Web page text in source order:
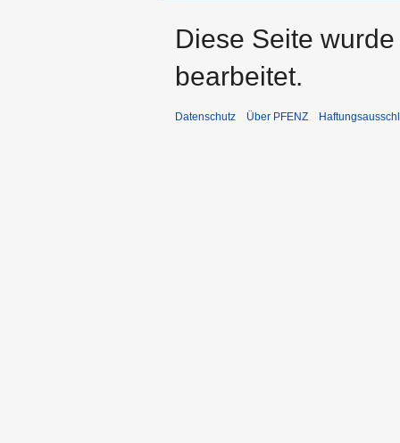
Diese Seite
bearbeitet.
Datenschutz Über PFENZ